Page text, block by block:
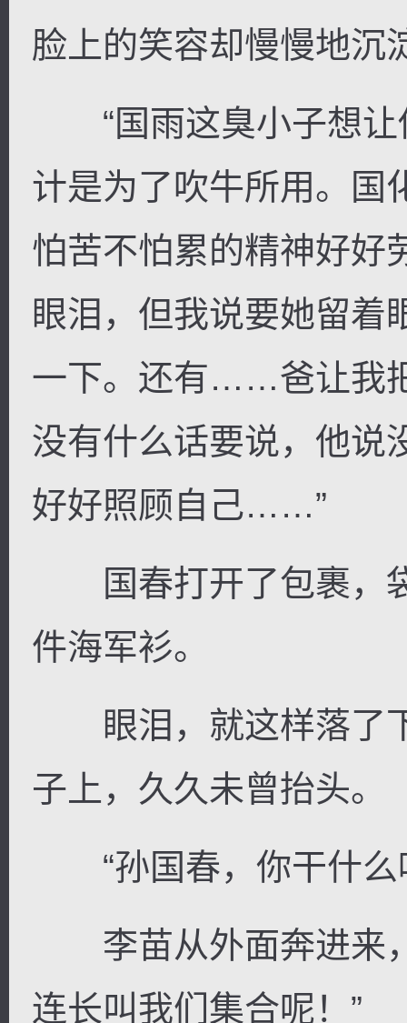
脸上的笑容却慢慢地沉
“国雨这臭小子想让
计是为了吹牛所用。国
怕苦不怕累的精神好好
眼泪，但我说要她留着
一下。还有……爸让我
没有什么话要说，他说
好好照顾自己……”
国春打开了包裹，
件海军衫。
眼泪，就这样落了
子上，久久未曾抬头。
“孙国春，你干什么
李苗从外面奔进来，
连长叫我们集合呢！”